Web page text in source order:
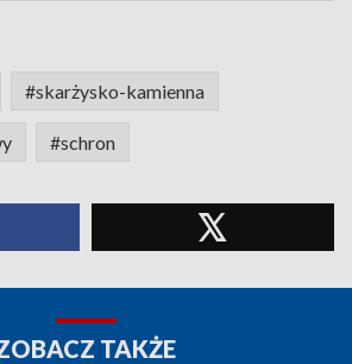
#skarżysko-kamienna
#schron
TAKŻE